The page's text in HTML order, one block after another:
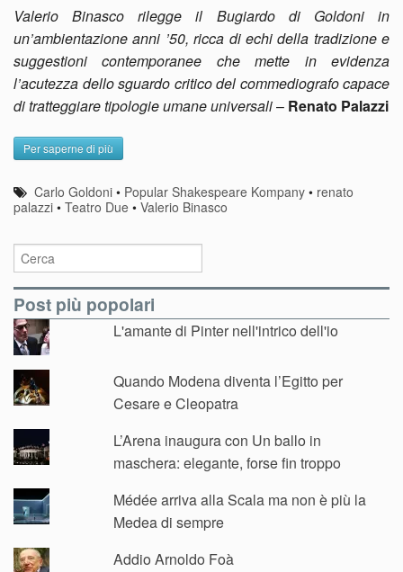
Valerio Binasco rilegge il Bugiardo di Goldoni in
un’ambientazione anni ’50, ricca di echi della tradizione e
suggestioni contemporanee che mette in evidenza
l’acutezza dello sguardo critico del commediografo capace
di tratteggiare tipologie umane universali– Renato Palazzi
Per saperne di più
Carlo Goldoni • Popular Shakespeare Kompany • renato
palazzi • Teatro Due • Valerio Binasco
Post più popolari
L'amante di Pinter nell'intrico dell'io
Quando Modena diventa l’Egitto per
Cesare e Cleopatra
L’Arena inaugura con Un ballo in
maschera: elegante, forse fin troppo
Médée arriva alla Scala ma non è più la
Medea di sempre
Addio Arnoldo Foà